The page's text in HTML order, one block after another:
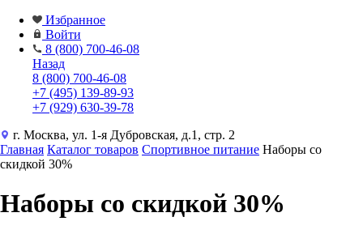
Избранное
Войти
8 (800) 700-46-08
Назад
8 (800) 700-46-08
+7 (495) 139-89-93
+7 (929) 630-39-78
г. Москва, ул. 1-я Дубровская, д.1, стр. 2
Главная Каталог товаров Спортивное питание Наборы со
скидкой 30%
Наборы со скидкой 30%